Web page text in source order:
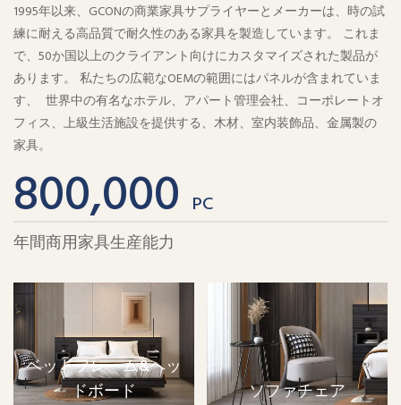
1995年以来、GCONの商業家具サプライヤーとメーカーは、時の試
練に耐える高品質で耐久性のある家具を製造しています。 これま
で、50か国以上のクライアント向けにカスタマイズされた製品が
あります。 私たちの広範なOEMの範囲にはパネルが含まれていま
す、 世界中の有名なホテル、アパート管理会社、コーポレートオ
フィス、上級生活施設を提供する、木材、室内装飾品、金属製の
家具。
800,000 PC
年間商用家具生産能力
ベッドフレーム&ヘッ
ドボード
ソファチェア